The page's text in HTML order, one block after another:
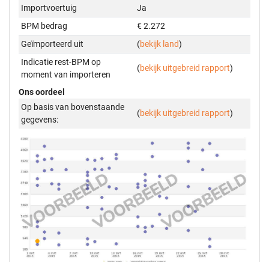
Importvoertuig
Ja
BPM bedrag
€ 2.272
Geïmporteerd uit
(bekijk land)
Indicatie rest-BPM op
moment van importeren
(bekijk uitgebreid rapport)
Ons oordeel
Op basis van bovenstaande
gegevens:
(bekijk uitgebreid rapport)